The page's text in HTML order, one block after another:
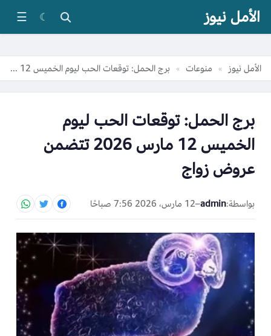
الأمل نيوز ☾
☰
الأمل نيوز » منوعات » برج الحمل: توقعات الحب ليوم الخميس 12 مارس 2026 تتضمن عروض زواج
برج الحمل: توقعات الحب ليوم
الخميس 12 مارس 2026 تتضمن
عروض زواج
بواسطة:admin
–12 مارس، 2026 7:56 صباحًا